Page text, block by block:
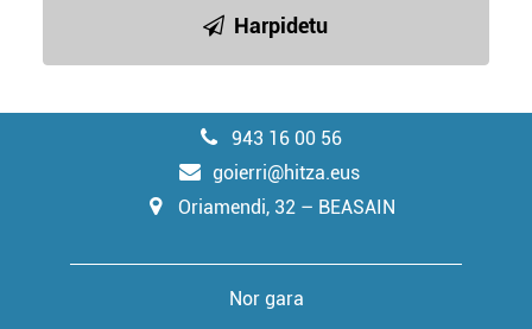
Harpidetu
943 16 00 56
goierri@hitza.eus
Oriamendi, 32 – BEASAIN
Nor gara